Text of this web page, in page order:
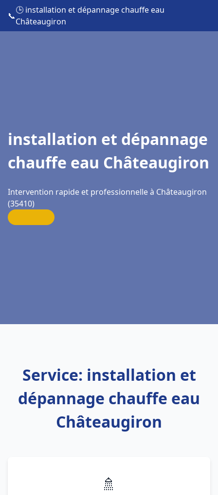
📞
🕒 installation et dépannage chauffe eau
Châteaugiron
installation et dépannage
chauffe eau Châteaugiron
Intervention rapide et professionnelle à Châteaugiron
(35410)
Service: installation et
dépannage chauffe eau
Châteaugiron
🚿